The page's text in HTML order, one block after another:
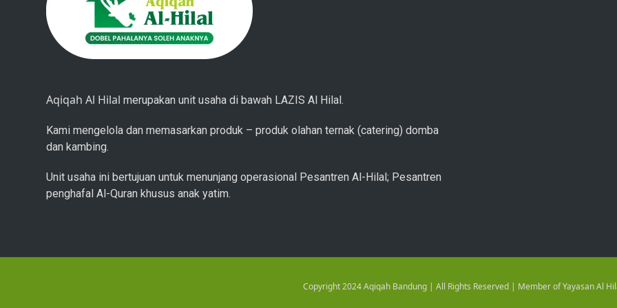
Aqiqah Al Hilal merupakan unit usaha di bawah LAZIS Al Hilal.
Kami mengelola dan memasarkan produk – produk olahan ternak (catering) domba
dan kambing.
Unit usaha ini bertujuan untuk menunjang operasional Pesantren Al-Hilal; Pesantren
penghafal Al-Quran khusus anak yatim.
Copyright 2024 Aqiqah Bandung | All Rights Reserved | Member of Yayasan Al